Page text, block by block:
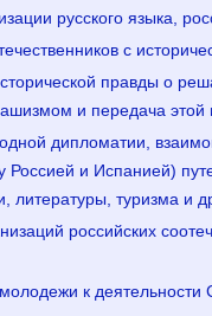
русского языка,
с
правды о
и передача
дипломатии,
и Испанией)
литературы, туризма и
российских
к